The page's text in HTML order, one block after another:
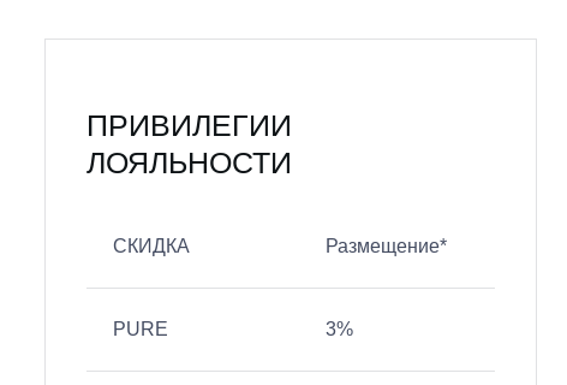
ПРИВИЛЕГИИ
ЛОЯЛЬНОСТИ
СКИДКА Размещение*
PURE 3%